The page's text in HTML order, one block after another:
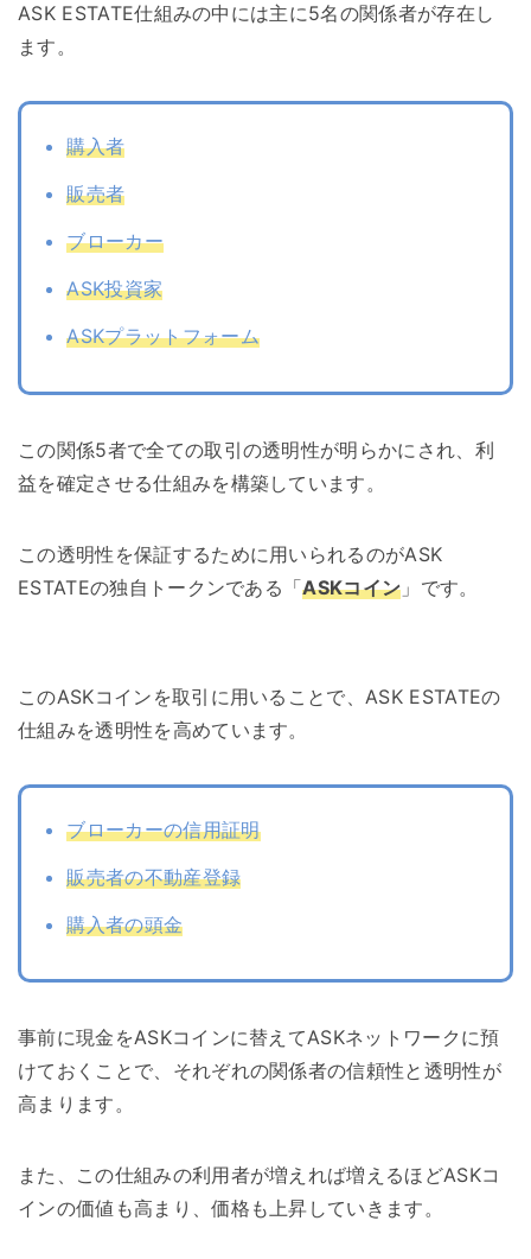
ASK ESTATE仕組みの中には主に5名の関係者が存在し
ます。
購入者
販売者
ブローカー
ASK投資家
ASKプラットフォーム
この関係5者で全ての取引の透明性が明らかにされ、利
益を確定させる仕組みを構築しています。
この透明性を保証するために用いられるのがASK
ESTATEの独自トークンである「ASKコイン 」です。
このASKコインを取引に用いることで、ASK ESTATEの
仕組みを透明性を高めています。
ブローカーの信用証明
販売者の不動産登録
購入者の頭金
事前に現金をASKコインに替えてASKネットワークに預
けておくことで、それぞれの関係者の信頼性と透明性が
高まります。
また、この仕組みの利用者が増えれば増えるほどASKコ
インの価値も高まり、価格も上昇していきます。